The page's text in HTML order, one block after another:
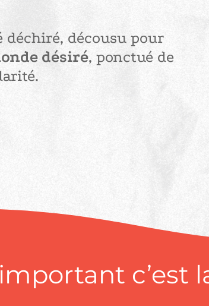
déchiré, décousu pour
désiré, ponctué de
c’est